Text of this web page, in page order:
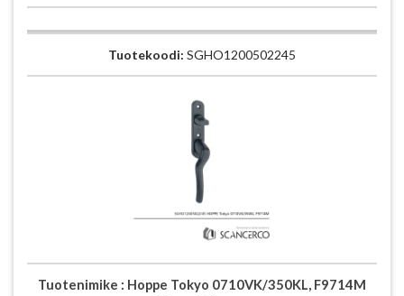
Tuotekoodi: SGHO1200502245
Tuotenimike : Hoppe Tokyo 0710VK/350KL, F9714M